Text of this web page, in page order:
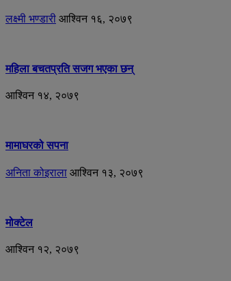
लक्ष्मी भण्डारी आश्विन १६, २०७९
महिला बचतप्रति सजग भएका छन्
आश्विन १४, २०७९
मामाघरको सपना
अनिता कोइराला आश्विन १३, २०७९
मोक्टेल
आश्विन १२, २०७९